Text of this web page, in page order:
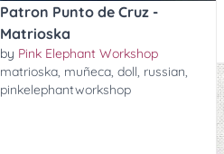
Patron Punto de Cruz -
Matrioska
by Pink Elephant Workshop
matrioska, muñeca,doll, russian,
pinkelephantworkshop